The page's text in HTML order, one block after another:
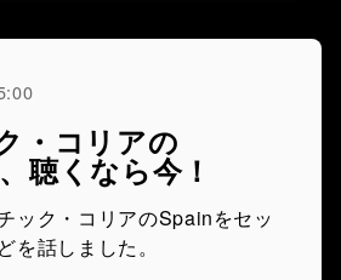
・コリアの
聴くなら今！
ック・コリアのSpainをセッ
を話しました。